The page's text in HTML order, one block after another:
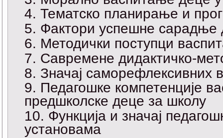
Тематско планирање и
Фактори успешне сарадње
Методички поступци
Савремене дидактичко-
Значај саморефлексивних
Педагошке компетенције
предшколске деце за школу
Функција и значај
установама